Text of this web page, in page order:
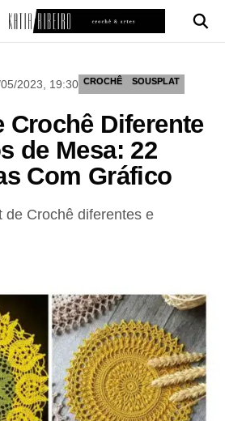
2023, 19:30 CROCHÊ SOUSPLAT
Crochê Diferente
de Mesa: 22
Com Gráfico
de Crochê diferentes e